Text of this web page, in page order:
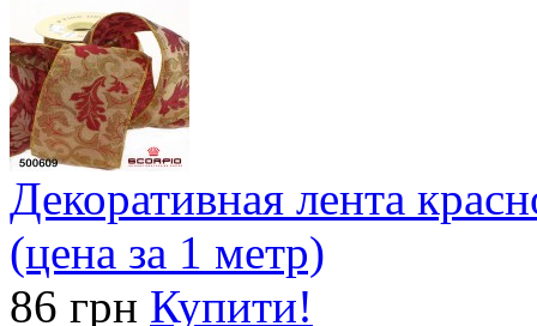
Декоративная лента
(цена за 1 метр)
86 грн Купити!